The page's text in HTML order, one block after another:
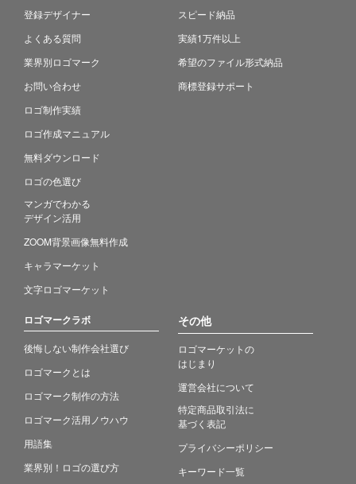
登録デザイナー
よくある質問
業界別ロゴマーク
お問い合わせ
ロゴ制作実績
ロゴ作成マニュアル
無料ダウンロード
ロゴの色選び
マンガでわかる
デザイン活用
ZOOM背景画像無料作成
キャラマーケット
文字ロゴマーケット
スピード納品
実績1万件以上
希望のファイル形式納品
商標登録サポート
ロゴマークラボ
後悔しない制作会社選び
ロゴマークとは
ロゴマーク制作の方法
ロゴマーク活用ノウハウ
用語集
業界別！ロゴの選び方
その他
ロゴマーケットの
はじまり
運営会社について
特定商品取引法に
基づく表記
プライバシーポリシー
キーワード一覧